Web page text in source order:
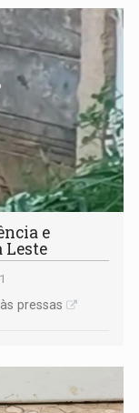
e
Leste
pressas